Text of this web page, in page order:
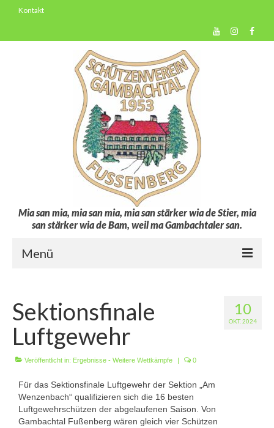
Kontakt
Mia san mia, mia san mia, mia san stärker wia de Stier, mia
san stärker wia de Bam, weil ma Gambachtaler san.
Menü
Vorstandschaft
Unsere Erfolge
Vereinschronik
Die Geschichte unserer Kapelle
Jugendarbeit
10
OKT. 2024
Sektionsfinale
Luftgewehr
Veröffentlicht in: Ergebnisse - Weitere Wettkämpfe 0
Für das Sektionsfinale Luftgewehr der Sektion „Am
Wenzenbach“ qualifizieren sich die 16 besten
Luftgewehrschützen der abgelaufenen Saison. Von
Gambachtal Fußenberg wären gleich vier Schützen